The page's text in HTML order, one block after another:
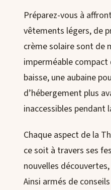
Préparez-vous à
vêtements légers, de
crème solaire sont de
imperméable compact
baisse, une aubaine
d’hébergement plus
inaccessibles pendant
Chaque aspect de la
ce soit à travers ses
nouvelles
Ainsi armés de